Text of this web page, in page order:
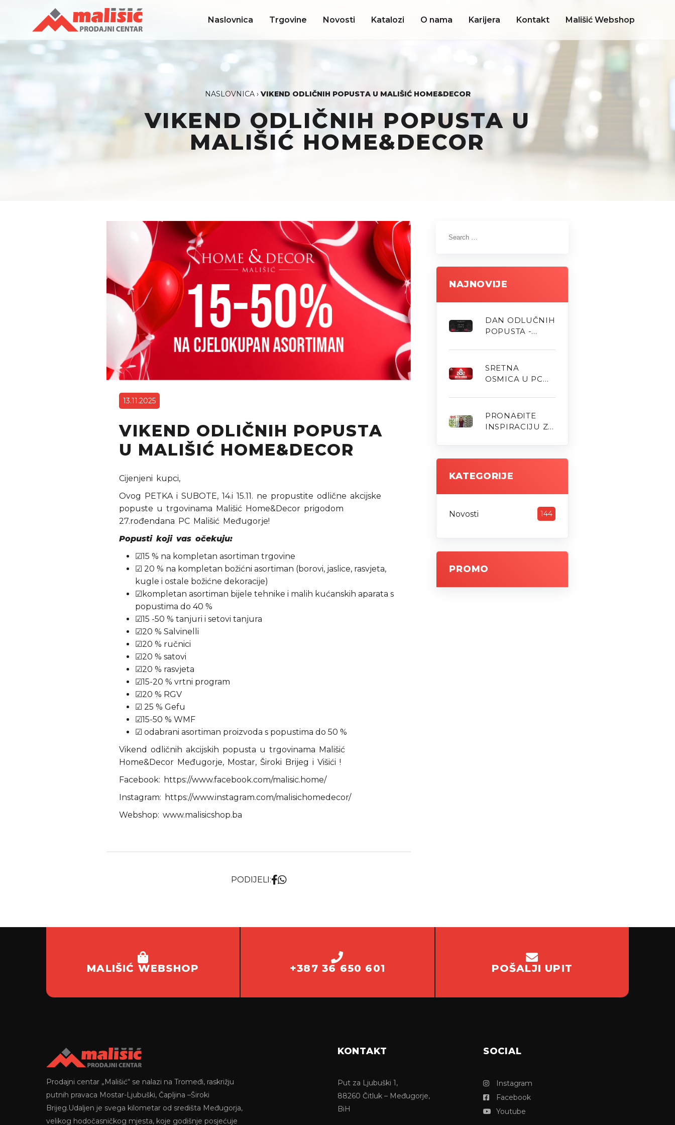
Naslovnica Trgovine Novosti Katalozi O nama Karijera Kontakt Mališić Webshop
NASLOVNICA› VIKEND ODLIČNIH POPUSTA U MALIŠIĆ HOME&DECOR
VIKEND ODLIČNIH POPUSTA U
MALIŠIĆ HOME&DECOR
13.11.2025
VIKEND ODLIČNIH POPUSTA
U MALIŠIĆ HOME&DECOR
Cijenjeni kupci,
Ovog PETKA i SUBOTE, 14.i 15.11. ne propustite odlične akcijske
popuste u trgovinama Mališić Home&Decor prigodom
27.rođendana PC Mališić Međugorje!
Popusti koji vas očekuju:
☑15 % na kompletan asortiman trgovine
☑ 20 % na kompletan božićni asortiman (borovi, jaslice, rasvjeta,
kugle i ostale božićne dekoracije)
☑kompletan asortiman bijele tehnike i malih kućanskih aparata s
popustima do 40 %
☑15 -50 % tanjuri i setovi tanjura
☑20 % Salvinelli
☑20 % ručnici
☑20 % satovi
☑20 % rasvjeta
☑15-20 % vrtni program
☑20 % RGV
☑ 25 % Gefu
☑15-50 % WMF
☑ odabrani asortiman proizvoda s popustima do 50 %
Vikend odličnih akcijskih popusta u trgovinama Mališić
Home&Decor Međugorje, Mostar, Široki Brijeg i Višići !
Facebook: https://www.facebook.com/malisic.home/
Instagram: https://www.instagram.com/malisichomedecor/
Webshop: www.malisicshop.ba
PODIJELI:
NAJNOVIJE
DAN ODLUČNIH
POPUSTA -
MALIŠIĆ
SRETNA
OSMICA U PC
PRONAĐITE
INSPIRACIJU ZA
KATEGORIJE
Novosti 144
PROMO
MALIŠIĆ WEBSHOP +387 36 650 601 POŠALJI UPIT
Prodajni centar „Mališić“ se nalazi na Tromeđi, raskrižju
putnih pravaca Mostar-Ljubuški, Čapljina –Široki
Brijeg.Udaljen je svega kilometar od središta Međugorja,
velikog hodočasničkog mjesta, koje godišnje posjećuje
KONTAKT
Put za Ljubuški 1,
88260 Čitluk – Međugorje,
BiH
SOCIAL
Instagram
Facebook
Youtube